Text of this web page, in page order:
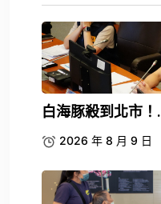
白海豚殺到北市！.
2026 年 8 月 9 日